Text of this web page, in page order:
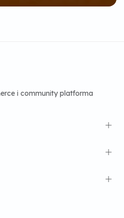
i community platforma